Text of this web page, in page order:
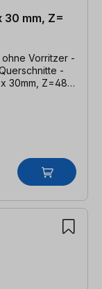
30 mm, Z=
Vorritzer -
-
30mm, Z=48